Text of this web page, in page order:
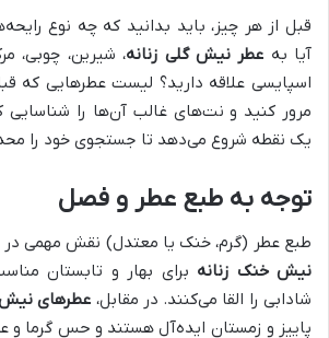
قبل از هر چیز، باید بدانید که چه نوع
آیا به عطر نیش گلی زنانه، شیرین، چوبی،
اسپایسی علاقه دارید؟ لیست عطرهایی که
مرور کنید و نت‌های غالب آن‌ها را شناسایی
یک نقطه شروع می‌دهد تا جستجوی خود را
توجه به طبع عطر و فصل
طبع عطر (گرم، خنک یا معتدل) نقش مهمی در
نیش خنک زنانه برای بهار و تابستان
شادابی را القا می‌کنند. در مقابل، عطرهای نیش
پاییز و زمستان ایده‌آل هستند و حس گرما و